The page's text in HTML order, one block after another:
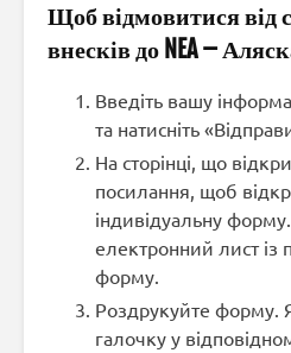
Щоб відмовитися від
внесків до NEA –
Введіть вашу
та натисніть
На сторінці, що
посилання, щоб
індивідуальну
електронний лист
форму.
Роздрукуйте форму.
галочку у